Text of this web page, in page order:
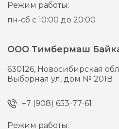
Режим работы:
пн-сб с 10:00 до 20:00
ООО Тимбермаш
630126, Новосибирская
Выборная ул, дом № 201В
+7 (908) 653-77-61
Режим работы: